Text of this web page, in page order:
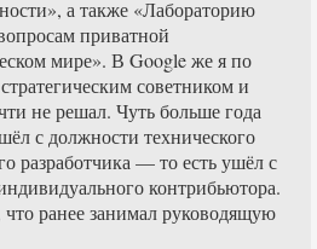
а также «Лабораторию
приватной
мире». В Google же я по
советником и
не решал. Чуть больше года
с должности технического
разработчика — то есть ушёл с
контрибьютора.
ранее занимал руководящую